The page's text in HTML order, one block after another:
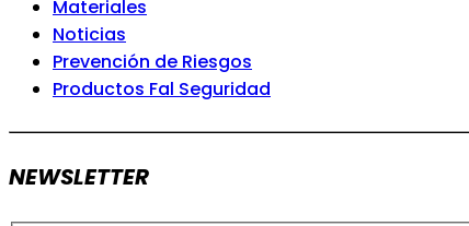
Materiales
Noticias
Prevención de Riesgos
Productos Fal Seguridad
NEWSLETTER